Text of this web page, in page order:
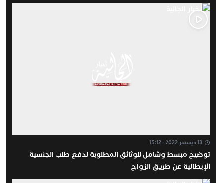
13 ديسمبر 2022 - 15:12
توضيح مبسط وشامل للوثائق المطلوبة لدفع طلب الجنسية
الإيطالية عن طريق الزواج